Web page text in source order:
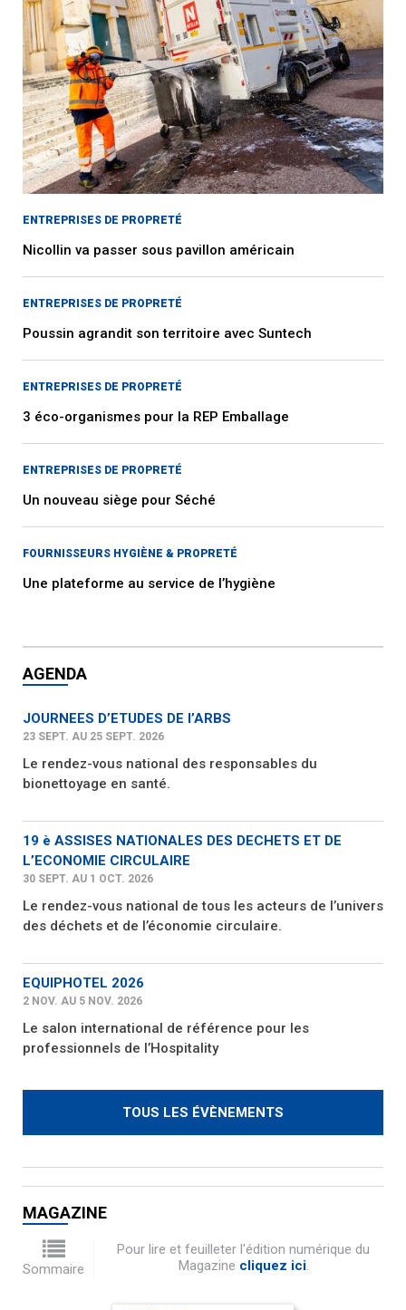
ENTREPRISES DE PROPRETÉ
Nicollin va passer sous pavillon américain
ENTREPRISES DE PROPRETÉ
Poussin agrandit son territoire avec Suntech
ENTREPRISES DE PROPRETÉ
3 éco-organismes pour la REP Emballage
ENTREPRISES DE PROPRETÉ
Un nouveau siège pour Séché
FOURNISSEURS HYGIÈNE & PROPRETÉ
Une plateforme au service de l’hygiène
AGENDA
JOURNEES D’ETUDES DE l’ARBS
23 SEPT. AU 25 SEPT. 2026
Le rendez-vous national des responsables du
bionettoyage en santé.
19 è ASSISES NATIONALES DES DECHETS ET DE
L’ECONOMIE CIRCULAIRE
30 SEPT. AU 1 OCT. 2026
Le rendez-vous national de tous les acteurs de l’univers
des déchets et de l’économie circulaire.
EQUIPHOTEL 2026
2 NOV. AU 5 NOV. 2026
Le salon international de référence pour les
professionnels de l’Hospitality
TOUS LES ÉVÈNEMENTS
MAGAZINE
Sommaire
Pour lire et feuilleter l'édition numérique du
Magazine cliquez ici.